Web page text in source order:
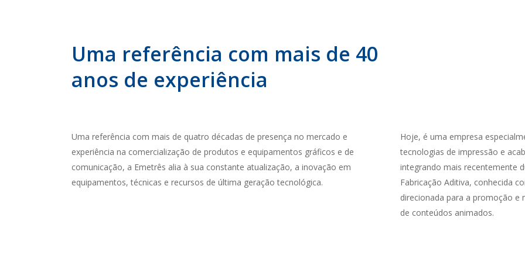
Uma referência com mais de 40
anos de experiência
Uma referência com mais de quatro décadas de presença no mercado e
experiência na comercialização de produtos e equipamentos gráficos e de
comunicação, a Emetrês alia à sua constante atualização, a inovação em
equipamentos, técnicas e recursos de última geração tecnológica.
Hoje, é uma empresa
tecnologias de impressão e
integrando mais recentemente
Fabricação Aditiva, conhecida
direcionada para a promoção e
de conteúdos animados.